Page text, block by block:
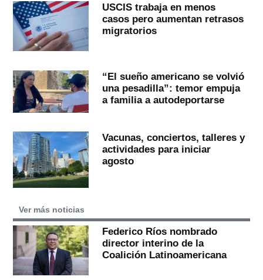
USCIS trabaja en menos
casos pero aumentan retrasos
migratorios
“El sueño americano se volvió
una pesadilla”: temor empuja
a familia a autodeportarse
Vacunas, conciertos, talleres y
actividades para iniciar
agosto
Ver más noticias
Federico Ríos nombrado
director interino de la
Coalición Latinoamericana